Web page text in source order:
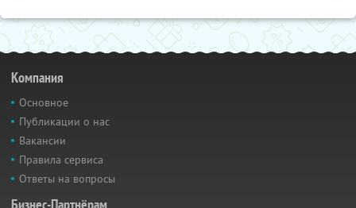
Компания
Основное
Публикации о нас
Вакансии
Правила сервиса
Ответы на вопросы
Бизнес-Партнёрам